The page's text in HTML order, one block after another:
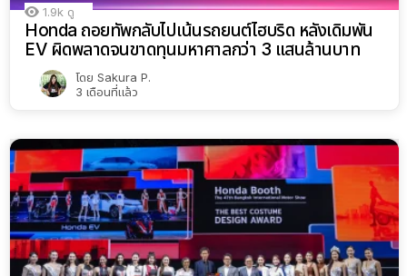
1.9k ดู
Honda ถอยทัพกลับไปเน้นรถยนต์ไฮบริด หลังเดิมพัน
EV ผิดพลาดจนขาดทุนมหาศาลกว่า 3 แสนล้านบาท
โดย Sakura P.
3 เดือนที่แล้ว